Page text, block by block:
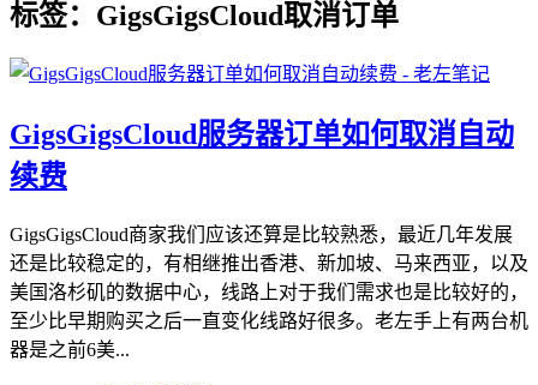
标签：GigsGigsCloud取消订单
GigsGigsCloud服务器订单如何取消自动
续费
GigsGigsCloud商家我们应该还算是比较熟悉，最近几年发展
还是比较稳定的，有相继推出香港、新加坡、马来西亚，以及
美国洛杉矶的数据中心，线路上对于我们需求也是比较好的，
至少比早期购买之后一直变化线路好很多。老左手上有两台机
器是之前6美...